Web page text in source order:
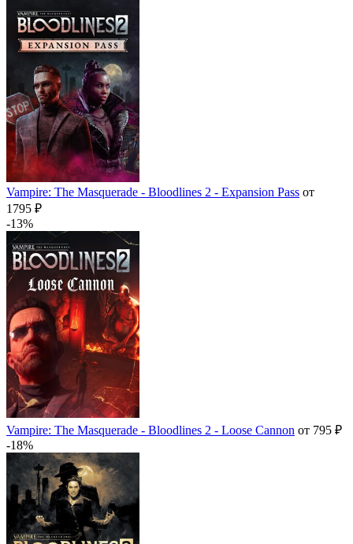
Vampire: The Masquerade - Bloodlines 2 - Expansion Pass от
1795 ₽
-13%
Vampire: The Masquerade - Bloodlines 2 - Loose Cannon от 795 ₽
-18%